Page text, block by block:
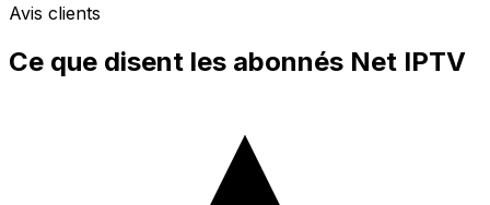
Avis clients
Ce que disent les abonnés Net IPTV